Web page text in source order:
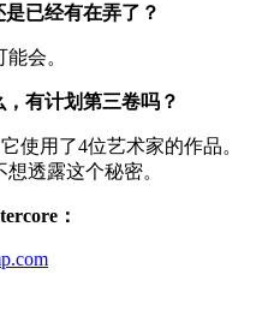
已经有在弄了？
会。
有计划第三卷吗？
使用了4位艺术家的作品。
透露这个秘密。
：